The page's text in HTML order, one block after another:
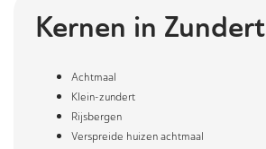
Kernen in Zundert
Achtmaal
Klein-zundert
Rijsbergen
Verspreide huizen achtmaal